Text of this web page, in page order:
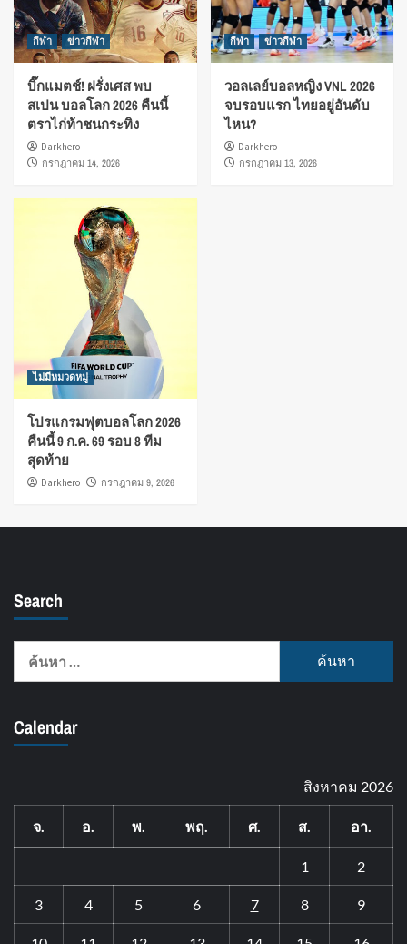
กีฬา ข่าวกีฬา
บิ๊กแมตช์! ฝรั่งเศส พบ
สเปน บอลโลก 2026 คืนนี้
ตราไก่ท้าชนกระทิง
Darkhero
กรกฎาคม 14, 2026
กีฬา ข่าวกีฬา
วอลเลย์บอลหญิง VNL 2026
จบรอบแรก ไทยอยู่อันดับ
ไหน?
Darkhero
กรกฎาคม 13, 2026
ไม่มีหมวดหมู่
โปรแกรมฟุตบอลโลก 2026
คืนนี้ 9 ก.ค. 69 รอบ 8 ทีม
สุดท้าย
Darkhero กรกฎาคม 9, 2026
Search
ค้นหา
Calendar
สิงหาคม 2026
จ. อ. พ. พฤ. ศ. ส. อา.
1 2
3 4 5 6 7 8 9